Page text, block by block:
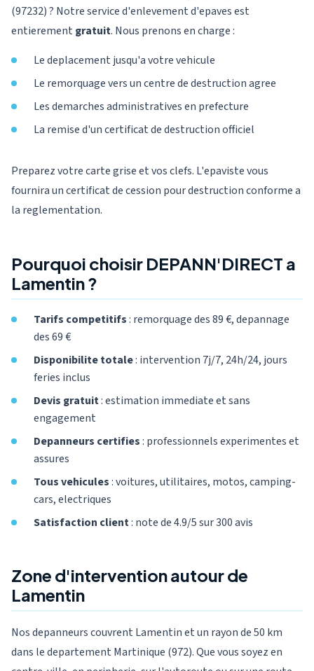
(97232) ? Notre service d'enlevement d'epaves est
entierement gratuit. Nous prenons en charge :
Le deplacement jusqu'a votre vehicule
Le remorquage vers un centre de destruction agree
Les demarches administratives en prefecture
La remise d'un certificat de destruction officiel
Preparez votre carte grise et vos clefs. L'epaviste vous
fournira un certificat de cession pour destruction conforme a
la reglementation.
Pourquoi choisir DEPANN'DIRECT a
Lamentin ?
Tarifs competitifs: remorquage des 89 €, depannage
des 69 €
Disponibilite totale: intervention 7j/7, 24h/24, jours
feries inclus
Devis gratuit: estimation immediate et sans
engagement
Depanneurs certifies: professionnels experimentes et
assures
Tous vehicules: voitures, utilitaires, motos, camping-
cars, electriques
Satisfaction client: note de 4.9/5 sur 300 avis
Zone d'intervention autour de
Lamentin
Nos depanneurs couvrent Lamentin et un rayon de 50 km
dans le departement Martinique (972). Que vous soyez en